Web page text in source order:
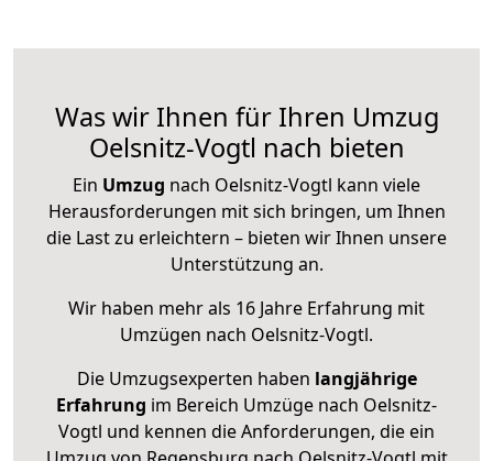
Was wir Ihnen für Ihren Umzug
Oelsnitz-Vogtl nach bieten
Ein Umzug nach Oelsnitz-Vogtl kann viele
Herausforderungen mit sich bringen, um Ihnen
die Last zu erleichtern – bieten wir Ihnen unsere
Unterstützung an.
Wir haben mehr als 16 Jahre Erfahrung mit
Umzügen nach Oelsnitz-Vogtl.
Die Umzugsexperten haben langjährige
Erfahrung im Bereich Umzüge nach Oelsnitz-
Vogtl und kennen die Anforderungen, die ein